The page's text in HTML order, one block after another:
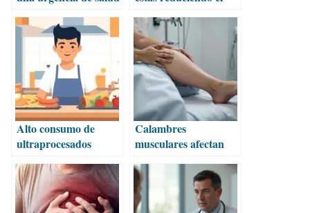
de marihuana?
Alto consumo de
ultraprocesados
enfermedades
autoinmunes
Calambres
musculares afectan
adultos